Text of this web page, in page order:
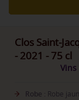
Clos Saint-
- 2021 - 75 cl
Robe : Robe